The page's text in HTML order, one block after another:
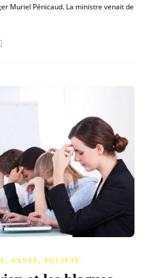
Muriel Pénicaud. La ministre venait de
, SANTÉ, SOCIÉTÉ